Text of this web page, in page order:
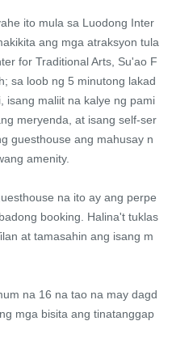
ito mula sa Luodong Inter
ang mga atraksyon tula
for Traditional Arts, Su'ao F
sa loob ng 5 minutong lakad
isang maliit na kalye ng pami
meryenda, at isang self-ser
guesthouse ang mahusay n
amenity.
na ito ay ang perpe
booking. Halina't tuklas
at tamasahin ang isang m
na 16 na tao na may dagd
mga bisita ang tinatanggap